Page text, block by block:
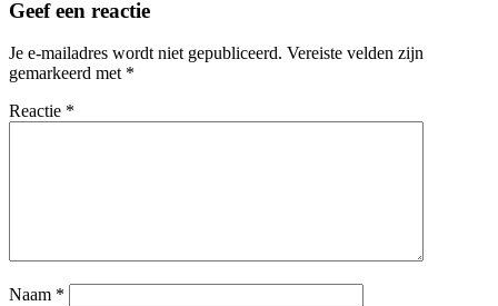
Geef een reactie
Je e-mailadres wordt niet gepubliceerd. Vereiste velden zijn
gemarkeerd met *
Reactie *
Naam *